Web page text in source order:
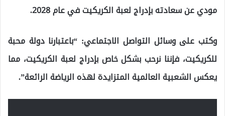
مودي عن سعادته بإدراج لعبة الكريكيت في عام 2028.
وكتب على وسائل التواصل الاجتماعي: “باعتبارنا دولة محبة
للكريكيت، فإننا نرحب بشكل خاص بإدراج لعبة الكريكيت، مما
يعكس الشعبية العالمية المتزايدة لهذه الرياضة الرائعة”.